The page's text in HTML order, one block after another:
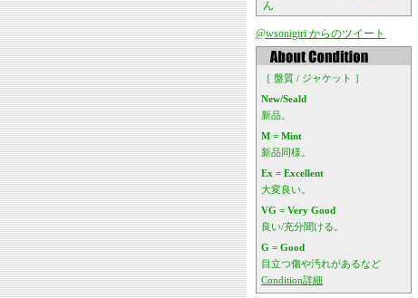
ん
@wsonigiri からのツイート
［ 盤質 / ジャケット ］
New/Seald
新品。
M = Mint
新品同様。
Ex = Excellent
大変良い。
VG = Very Good
良い/充分聞ける。
G = Good
目立つ傷や汚れがあるなど
Condition詳細